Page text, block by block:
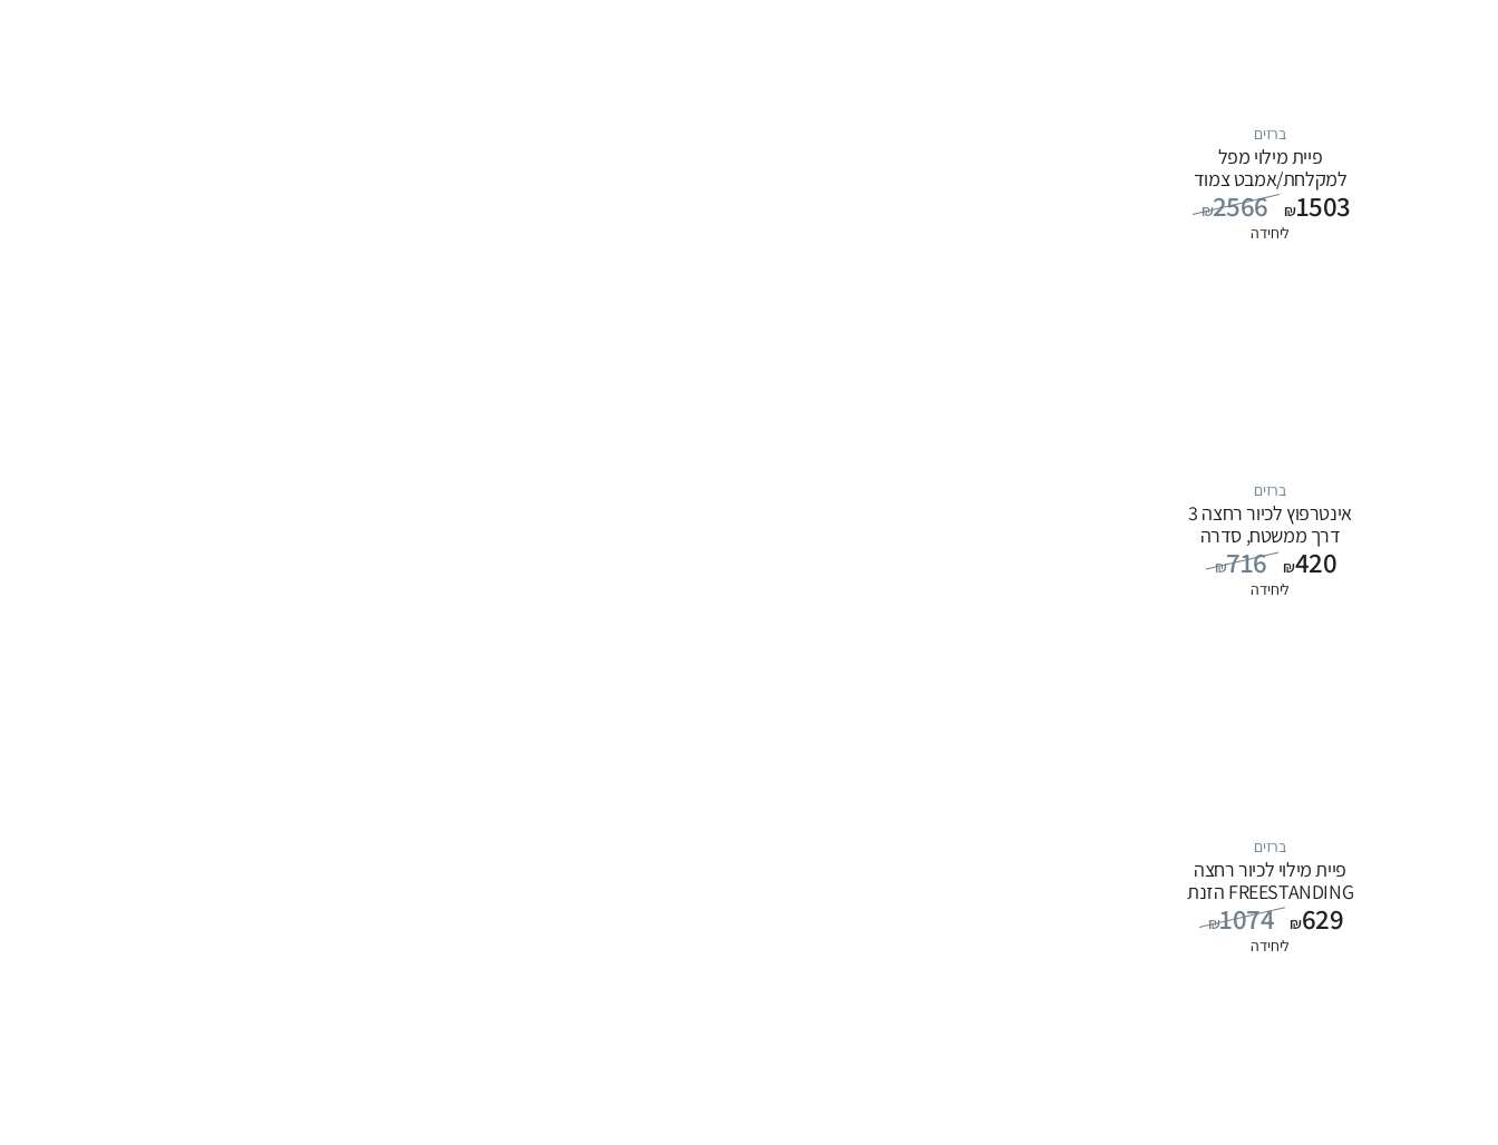
ברזים
פיית מילוי מפל
למקלחת/אמבט צמוד
קיר, סדרה ITAP: כרום
₪2566 ₪1503
ליחידה
ברזים
אינטרפוץ לכיור רחצה 3
דרך ממשטח, סדרה
FLOW: כרום
₪716 ₪420
ליחידה
ברזים
פיית מילוי לכיור רחצה
FREESTANDING הזנת
מים מהרצפה, סדרה
FLOW: שחור
₪1074 ₪629
ליחידה